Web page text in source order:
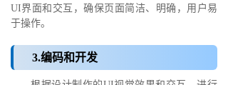
UI界面和交互，确保页面简洁、明确，用户易
于操作。
3.编码和开发